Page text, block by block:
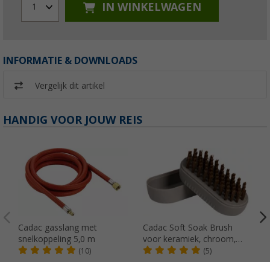
1 IN WINKELWAGEN
INFORMATIE & DOWNLOADS
Vergelijk dit artikel
HANDIG VOOR JOUW REIS
Cadac gasslang met
snelkoppeling 5,0 m
(10)
Cadac Soft Soak Brush
voor keramiek, chroom,
gietijzer en geëmailleerde
(5)